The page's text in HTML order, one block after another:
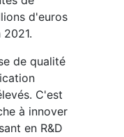
d'euros
de qualité
C'est
à innover
en R&D